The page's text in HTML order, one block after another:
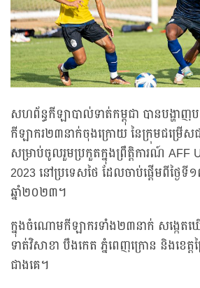
សហព័ន្ធកីឡាបាល់ទាត់កម្ពុជា បានបង្ហាញ
កីឡាករ២៣នាក់ចុងក្រោយ នៃក្រុមជម្រើស
សម្រាប់ចូលរួមប្រកួតក្នុងព្រឹត្តិការណ៍ AFF
2023 នៅប្រទេសថៃ ដែលចាប់ផ្ដើមពីថ្ង
ឆ្នាំ២០២៣។
ក្នុងចំណោមកីឡាករទាំង២៣នាក់ សង្កេត
ទាត់វិសាខា បឹងកេត ភ្នំពេញក្រោន និងខេត្ត
ជាងគេ។